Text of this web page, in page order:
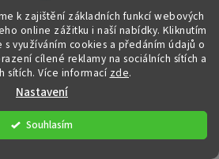
k zajištění základních funkcí webových
online zážitku i naší nabídky. Kliknutím
s využíváním cookies a předáním údajů o
cílené reklamy na sociálních sítích a
sítích. Více informací zde.
Nastavení
Souhlasím
Kód: 30244